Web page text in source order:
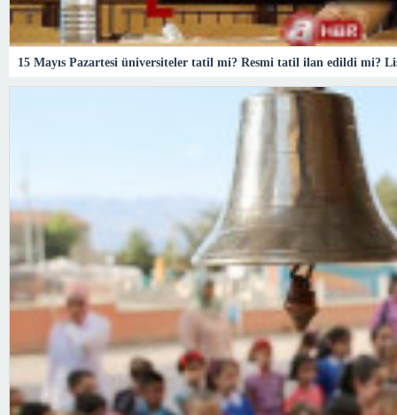
15 Mayıs Pazartesi üniversiteler tatil mi? Resmi tatil ilan edildi mi?